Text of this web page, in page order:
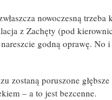
nowoczesną trzeba
z Zachęty (pod
godną oprawę. No
zostaną poruszone
– a to jest bezcenne.